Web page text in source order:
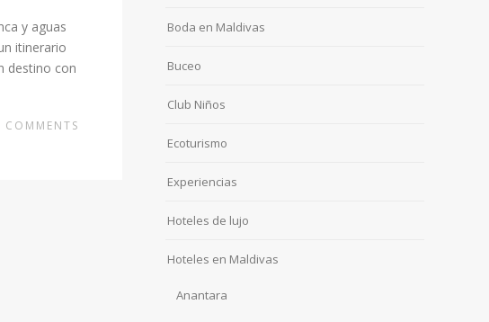
y aguas
itinerario
destino con
COMMENTS
Boda en Maldivas
Buceo
Club Niños
Ecoturismo
Experiencias
Hoteles de lujo
Hoteles en Maldivas
Anantara